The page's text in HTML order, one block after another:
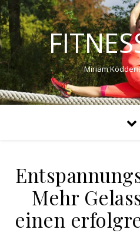
Miriam
Mehr
einen